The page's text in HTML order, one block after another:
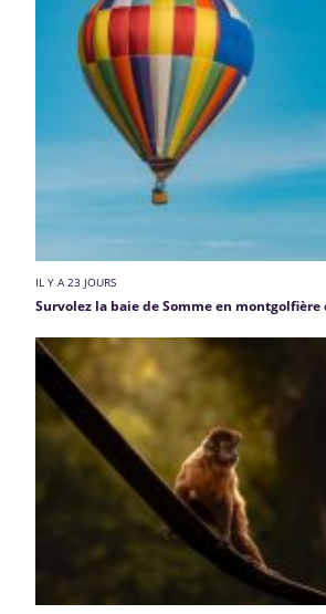
IL Y A 23 JOURS
Survolez la baie de Somme en montgolfière